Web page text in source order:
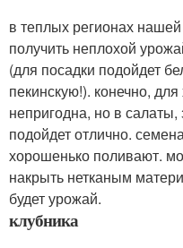
в теплых регионах
получить неплохой
(для посадки подойдет
пекинскую!). конечно,
непригодна, но в
подойдет отлично.
хорошенько поливают.
накрыть нетканым
будет урожай.
клубника